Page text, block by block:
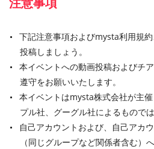
下記注意事項およびmysta利用規
投稿しましょう。
本イベントへの動画投稿およびチ
遵守をお願いいたします。
本イベントはmysta株式会社が主
プル社、グーグル社によるものでは
自己アカウントおよび、自己アカ
（同じグループなど関係者含む）